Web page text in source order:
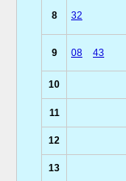
8 32
9 08 43
10
11
12
13